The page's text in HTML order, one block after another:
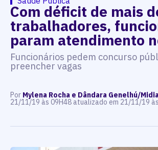
Com déficit de mais
trabalhadores,
param atendimento
Funcionários pedem concurso
preencher vagas
Por Mylena Rocha e Dândara Genelhú/
21/11/19 às 09H48 atualizado em 21/11/19